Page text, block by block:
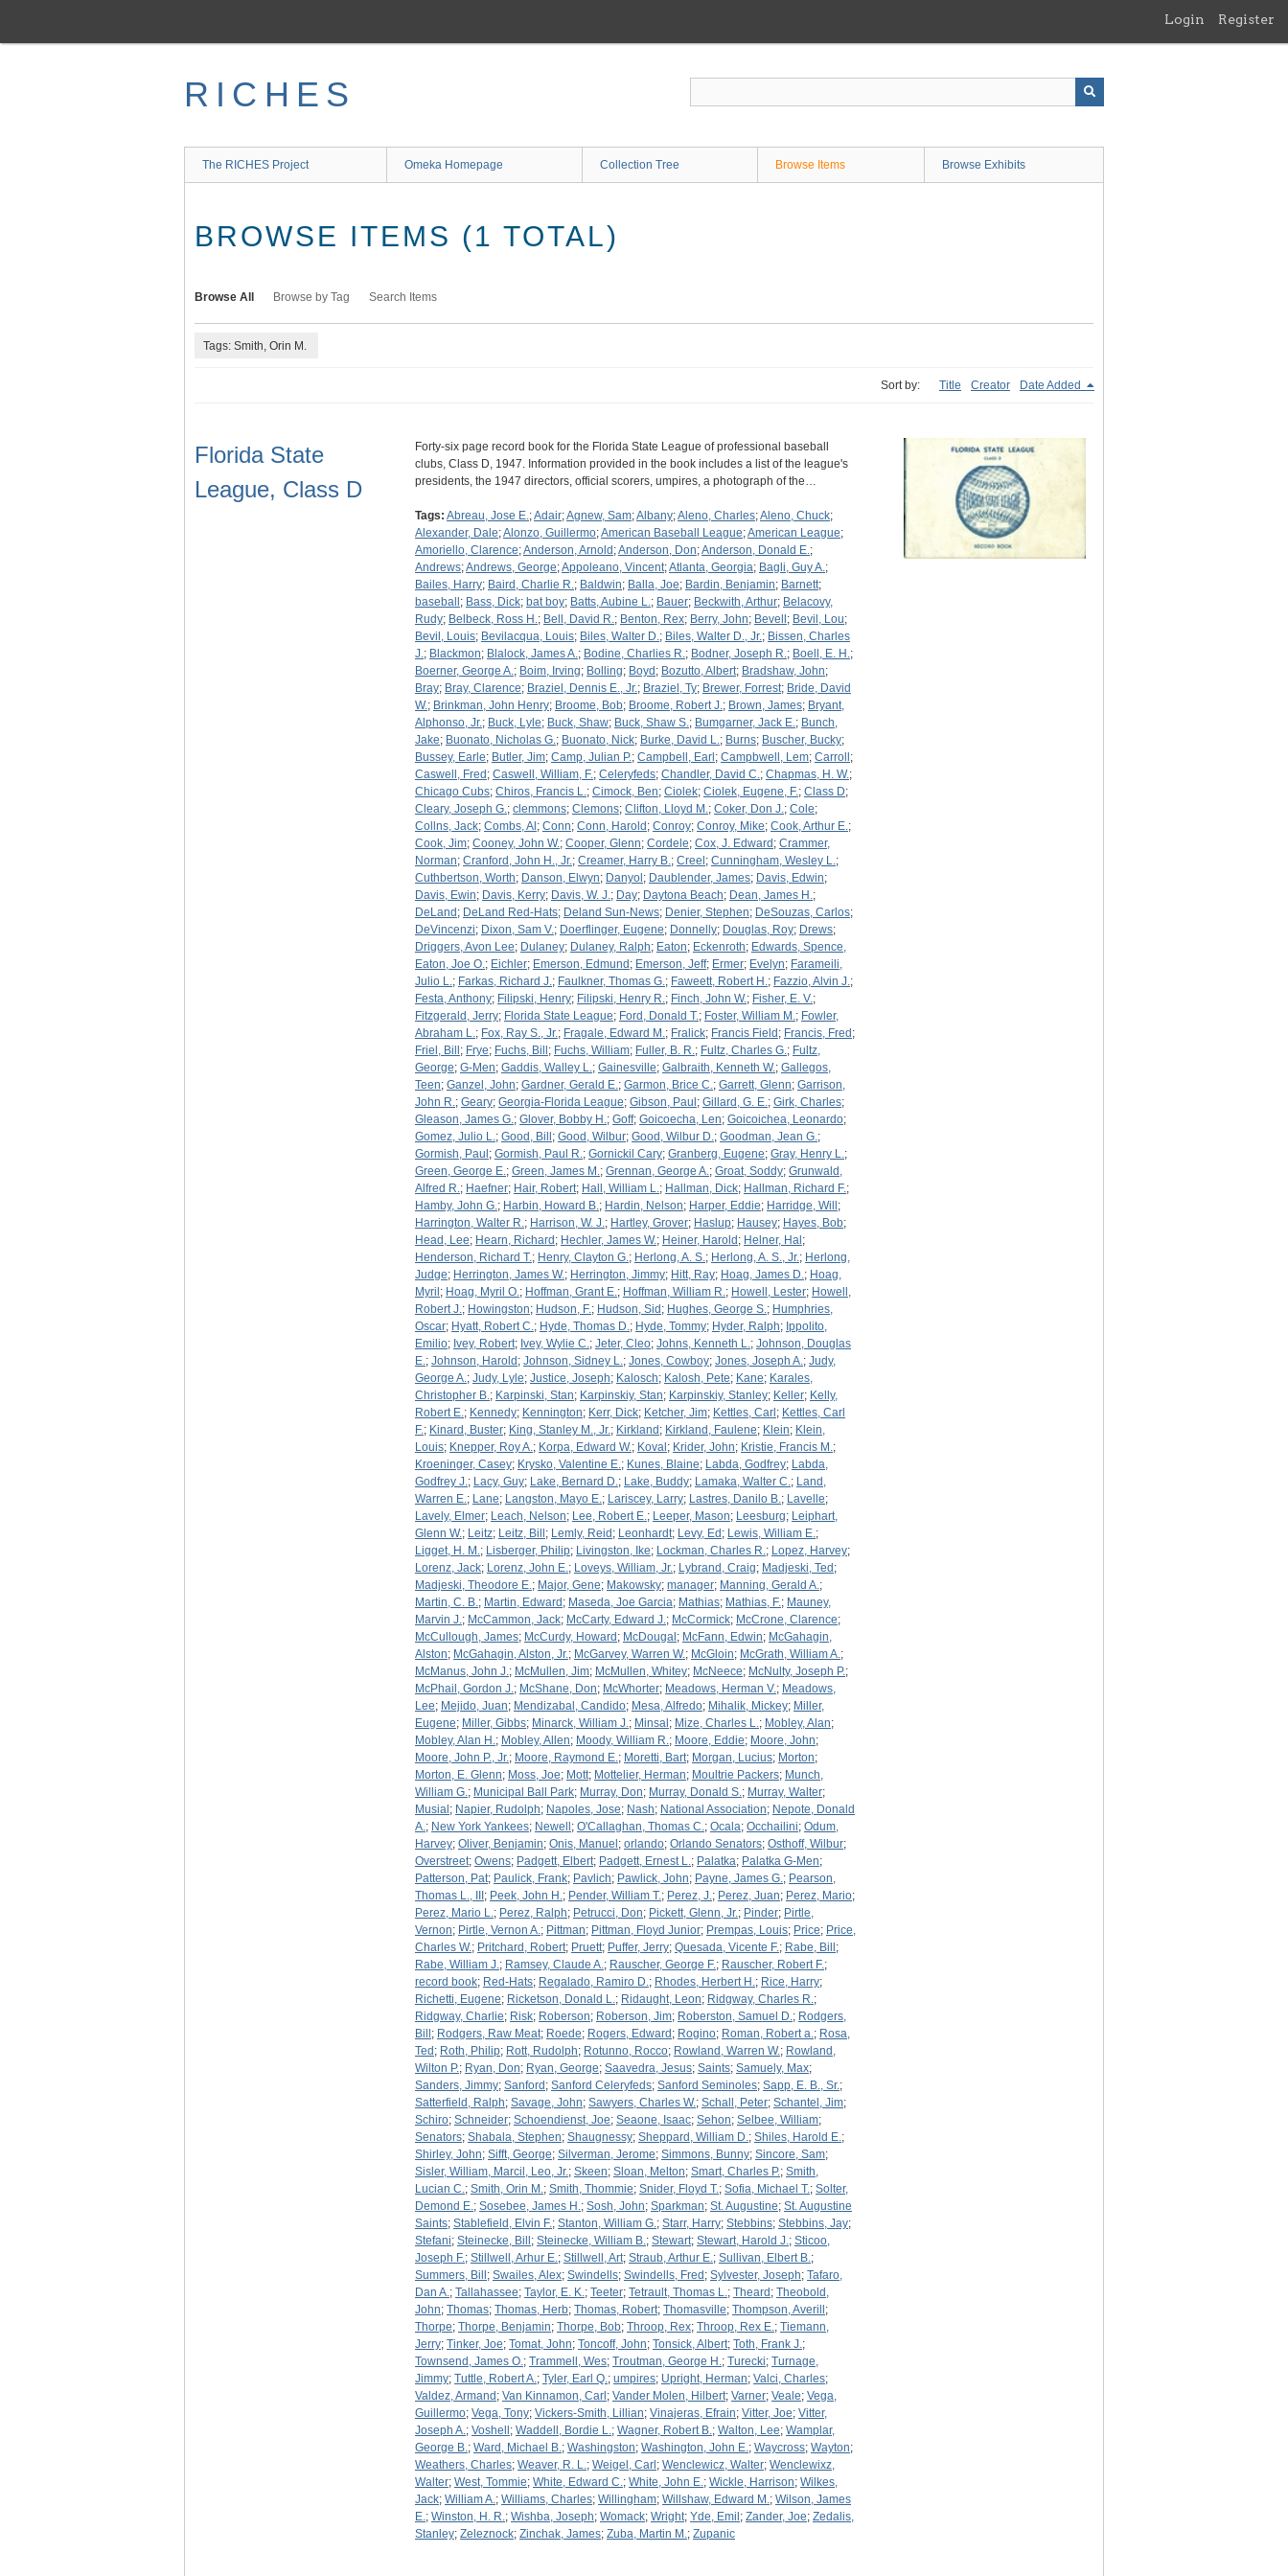
main
Login Register
RICHES
The RICHES Project Omeka Homepage Collection Tree Browse Items Browse Exhibits
BROWSE ITEMS (1 TOTAL)
Browse All Browse by Tag Search Items
Tags: Smith, Orin M.
Sort by: Title Creator Date Added
Florida State
League, Class D
Forty-six page record book for the Florida State League of professional baseball
clubs, Class D, 1947. Information provided in the book includes a list of the league's
presidents, the 1947 directors, official scorers, umpires, a photograph of the…
Tags: Abreau, Jose E.;Adair;Agnew, Sam;Albany;Aleno, Charles;Aleno, Chuck;
Alexander, Dale;Alonzo, Guillermo;American Baseball League;American League;
Amoriello, Clarence;Anderson, Arnold ;Anderson, Don;Anderson, Donald E.;
Andrews;Andrews, George;Appoleano, Vincent;Atlanta, Georgia; Bagli, Guy A.;
Bailes, Harry; Baird, Charlie R.; Baldwin; Balla, Joe; Bardin, Benjamin; Barnett;
baseball ; Bass, Dick; bat boy; Batts, Aubine L.; Bauer; Beckwith, Arthur; Belacovy,
Rudy; Belbeck, Ross H.; Bell, David R.; Benton, Rex; Berry, John; Bevell ; Bevil, Lou;
Bevil, Louis; Bevilacqua, Louis; Biles, Walter D.; Biles, Walter D., Jr.; Bissen, Charles
J.; Blackmon; Blalock, James A.; Bodine, Charlies R.; Bodner, Joseph R.; Boell, E. H.;
Boerner, George A.; Boim, Irving; Bolling; Boyd ; Bozutto, Albert; Bradshaw, John;
Bray; Bray, Clarence; Braziel, Dennis E., Jr.; Braziel, Ty; Brewer, Forrest; Bride, David
W.; Brinkman, John Henry; Broome, Bob; Broome, Robert J.; Brown, James; Bryant,
Alphonso, Jr.; Buck, Lyle; Buck, Shaw; Buck, Shaw S.; Bumgarner, Jack E.; Bunch,
Jake; Buonato, Nicholas G.; Buonato, Nick; Burke, David L.; Burns; Buscher, Bucky;
Bussey, Earle; Butler, Jim; Camp, Julian P.; Campbell, Earl ; Campbwell, Lem; Carroll ;
Caswell, Fred ; Caswell, William, F.; Celeryfeds; Chandler, David C.; Chapmas, H. W.;
Chicago Cubs; Chiros, Francis L.; Cimock, Ben; Ciolek; Ciolek, Eugene, F.; Class D;
Cleary, Joseph G.; clemmons; Clemons; Clifton, Lloyd M.; Coker, Don J.; Cole;
Collns, Jack; Combs, Al ; Conn; Conn, Harold ; Conroy; Conroy, Mike; Cook, Arthur E.;
Cook, Jim; Cooney, John W.; Cooper, Glenn; Cordele; Cox, J. Edward ; Crammer,
Norman; Cranford, John H., Jr.; Creamer, Harry B.; Creel ; Cunningham, Wesley L.;
Cuthbertson, Worth; Danson, Elwyn; Danyol ; Daublender, James; Davis, Edwin;
Davis, Ewin; Davis, Kerry; Davis, W. J.; Day; Daytona Beach; Dean, James H.;
DeLand ; DeLand Red-Hats; Deland Sun-News; Denier, Stephen; DeSouzas, Carlos;
DeVincenzi; Dixon, Sam V.; Doerflinger, Eugene; Donnelly; Douglas, Roy; Drews;
Driggers, Avon Lee; Dulaney; Dulaney, Ralph; Eaton; Eckenroth; Edwards, Spence,
Eaton, Joe O.; Eichler; Emerson, Edmund ; Emerson, Jeff; Ermer; Evelyn; Farameili,
Julio L.; Farkas, Richard J.; Faulkner, Thomas G.; Faweett, Robert H.; Fazzio, Alvin J.;
Festa, Anthony; Filipski, Henry; Filipski, Henry R.; Finch, John W.; Fisher, E. V.;
Fitzgerald, Jerry; Florida State League; Ford, Donald T.; Foster, William M.; Fowler,
Abraham L.; Fox, Ray S., Jr.; Fragale, Edward M.; Fralick; Francis Field ; Francis, Fred ;
Friel, Bill ; Frye; Fuchs, Bill ; Fuchs, William; Fuller, B. R.; Fultz, Charles G.; Fultz,
George; G-Men; Gaddis, Walley L.; Gainesville; Galbraith, Kenneth W.; Gallegos,
Teen; Ganzel, John; Gardner, Gerald E.; Garmon, Brice C.; Garrett, Glenn; Garrison,
John R.; Geary; Georgia-Florida League; Gibson, Paul ; Gillard, G. E.; Girk, Charles;
Gleason, James G.; Glover, Bobby H.; Goff; Goicoecha, Len; Goicoichea, Leonardo;
Gomez, Julio L.; Good, Bill ; Good, Wilbur; Good, Wilbur D.; Goodman, Jean G.;
Gormish, Paul ; Gormish, Paul R.; Gornickil Cary; Granberg, Eugene; Gray, Henry L.;
Green, George E.; Green, James M.; Grennan, George A.; Groat, Soddy; Grunwald,
Alfred R.; Haefner; Hair, Robert; Hall, William L.; Hallman, Dick; Hallman, Richard F.;
Hamby, John G.; Harbin, Howard B.; Hardin, Nelson; Harper, Eddie; Harridge, Will ;
Harrington, Walter R.; Harrison, W. J.; Hartley, Grover; Haslup; Hausey; Hayes, Bob;
Head, Lee; Hearn, Richard ; Hechler, James W.; Heiner, Harold ; Helner, Hal ;
Henderson, Richard T.; Henry, Clayton G.; Herlong, A. S.; Herlong, A. S., Jr.; Herlong,
Judge; Herrington, James W.; Herrington, Jimmy; Hitt, Ray; Hoag, James D.; Hoag,
Myril ; Hoag, Myril O.; Hoffman, Grant E.; Hoffman, William R.; Howell, Lester; Howell,
Robert J.; Howingston; Hudson, F.; Hudson, Sid ; Hughes, George S.; Humphries,
Oscar; Hyatt, Robert C.; Hyde, Thomas D.; Hyde, Tommy; Hyder, Ralph; Ippolito,
Emilio; Ivey, Robert; Ivey, Wylie C.; Jeter, Cleo; Johns, Kenneth L.; Johnson, Douglas
E.; Johnson, Harold ; Johnson, Sidney L.; Jones, Cowboy; Jones, Joseph A.; Judy,
George A.; Judy, Lyle; Justice, Joseph; Kalosch; Kalosh, Pete; Kane; Karales,
Christopher B.; Karpinski, Stan; Karpinskiy, Stan; Karpinskiy, Stanley; Keller; Kelly,
Robert E.; Kennedy; Kennington; Kerr, Dick; Ketcher, Jim; Kettles, Carl ; Kettles, Carl
F.; Kinard, Buster; King, Stanley M., Jr.; Kirkland ; Kirkland, Faulene; Klein; Klein,
Louis; Knepper, Roy A.; Korpa, Edward W.; Koval ; Krider, John; Kristie, Francis M.;
Kroeninger, Casey; Krysko, Valentine E.; Kunes, Blaine; Labda, Godfrey; Labda,
Godfrey J.; Lacy, Guy; Lake, Bernard D.; Lake, Buddy; Lamaka, Walter C.; Land,
Warren E.; Lane; Langston, Mayo E.; Lariscey, Larry; Lastres, Danilo B.; Lavelle;
Lavely, Elmer; Leach, Nelson; Lee, Robert E.; Leeper, Mason; Leesburg; Leiphart,
Glenn W.; Leitz; Leitz, Bill ; Lemly, Reid ; Leonhardt; Levy, Ed ; Lewis, William E.;
Ligget, H. M.; Lisberger, Philip; Livingston, Ike; Lockman, Charles R.; Lopez, Harvey;
Lorenz, Jack; Lorenz, John E.; Loveys, William, Jr.; Lybrand, Craig; Madjeski, Ted ;
Madjeski, Theodore E.; Major, Gene; Makowsky; manager; Manning, Gerald A.;
Martin, C. B.; Martin, Edward ; Maseda, Joe Garcia; Mathias; Mathias, F.; Mauney,
Marvin J.; McCammon, Jack; McCarty, Edward J.; McCormick; McCrone, Clarence;
McCullough, James; McCurdy, Howard ; McDougal ; McFann, Edwin; McGahagin,
Alston; McGahagin, Alston, Jr.; McGarvey, Warren W.; McGloin; McGrath, William A.;
McManus, John J.; McMullen, Jim; McMullen, Whitey; McNeece; McNulty, Joseph P.;
McPhail, Gordon J.; McShane, Don; McWhorter; Meadows, Herman V.; Meadows,
Lee; Mejido, Juan; Mendizabal, Candido; Mesa, Alfredo; Mihalik, Mickey; Miller,
Eugene; Miller, Gibbs; Minarck, William J.; Minsal ; Mize, Charles L.; Mobley, Alan;
Mobley, Alan H.; Mobley, Allen; Moody, William R.; Moore, Eddie; Moore, John;
Moore, John P., Jr.; Moore, Raymond E.; Moretti, Bart; Morgan, Lucius; Morton;
Morton, E. Glenn; Moss, Joe; Mott; Mottelier, Herman; Moultrie Packers; Munch,
William G.; Municipal Ball Park; Murray, Don; Murray, Donald S.; Murray, Walter;
Musial ; Napier, Rudolph; Napoles, Jose; Nash; National Association; Nepote, Donald
A.; New York Yankees; Newell ; O'Callaghan, Thomas C.; Ocala; Occhailini; Odum,
Harvey; Oliver, Benjamin; Onis, Manuel ; orlando; Orlando Senators; Osthoff, Wilbur;
Overstreet; Owens; Padgett, Elbert; Padgett, Ernest L.; Palatka; Palatka G-Men;
Patterson, Pat; Paulick, Frank; Pavlich; Pawlick, John; Payne, James G.; Pearson,
Thomas L., III ; Peek, John H.; Pender, William T.; Perez, J.; Perez, Juan; Perez, Mario;
Perez, Mario L.; Perez, Ralph; Petrucci, Don; Pickett, Glenn, Jr.; Pinder; Pirtle,
Vernon; Pirtle, Vernon A.; Pittman; Pittman, Floyd Junior; Prempas, Louis; Price; Price,
Charles W.; Pritchard, Robert; Pruett; Puffer, Jerry; Quesada, Vicente F.; Rabe, Bill ;
Rabe, William J.; Ramsey, Claude A.; Rauscher, George F.; Rauscher, Robert F.;
record book; Red-Hats; Regalado, Ramiro D.; Rhodes, Herbert H.; Rice, Harry;
Richetti, Eugene; Ricketson, Donald L.; Ridaught, Leon; Ridgway, Charles R.;
Ridgway, Charlie; Risk; Roberson; Roberson, Jim; Roberston, Samuel D.; Rodgers,
Bill ; Rodgers, Raw Meat; Roede; Rogers, Edward ; Rogino; Roman, Robert a.; Rosa,
Ted ; Roth, Philip; Rott, Rudolph; Rotunno, Rocco; Rowland, Warren W.; Rowland,
Wilton P.; Ryan, Don; Ryan, George; Saavedra, Jesus; Saints; Samuely, Max;
Sanders, Jimmy; Sanford ; Sanford Celeryfeds; Sanford Seminoles; Sapp, E. B., Sr.;
Satterfield, Ralph; Savage, John; Sawyers, Charles W.; Schall, Peter; Schantel, Jim;
Schiro; Schneider; Schoendienst, Joe; Seaone, Isaac; Sehon; Selbee, William;
Senators; Shabala, Stephen; Shaugnessy; Sheppard, William D.; Shiles, Harold E.;
Shirley, John; Sifft, George; Silverman, Jerome; Simmons, Bunny; Sincore, Sam;
Sisler, William, Marcil, Leo, Jr.; Skeen; Sloan, Melton; Smart, Charles P.; Smith,
Lucian C.; Smith, Orin M.; Smith, Thommie; Snider, Floyd T.; Sofia, Michael T.; Solter,
Demond E.; Sosebee, James H.; Sosh, John; Sparkman; St. Augustine; St. Augustine
Saints; Stablefield, Elvin F.; Stanton, William G.; Starr, Harry; Stebbins; Stebbins, Jay;
Stefani; Steinecke, Bill ; Steinecke, William B.; Stewart; Stewart, Harold J.; Sticoo,
Joseph F.; Stillwell, Arhur E.; Stillwell, Art; Straub, Arthur E.; Sullivan, Elbert B.;
Summers, Bill ; Swailes, Alex; Swindells; Swindells, Fred ; Sylvester, Joseph; Tafaro,
Dan A.; Tallahassee; Taylor, E. K.; Teeter; Tetrault, Thomas L.; Theard ; Theobold,
John; Thomas; Thomas, Herb; Thomas, Robert; Thomasville; Thompson, Averill ;
Thorpe; Thorpe, Benjamin; Thorpe, Bob; Throop, Rex; Throop, Rex E.; Tiemann,
Jerry; Tinker, Joe; Tomat, John; Toncoff, John; Tonsick, Albert; Toth, Frank J.;
Townsend, James O.; Trammell, Wes; Troutman, George H.; Turecki; Turnage,
Jimmy; Tuttle, Robert A.; Tyler, Earl Q.; umpires; Upright, Herman; Valci, Charles;
Valdez, Armand ; Van Kinnamon, Carl ; Vander Molen, Hilbert; Varner; Veale; Vega,
Guillermo; Vega, Tony; Vickers-Smith, Lillian; Vinajeras, Efrain; Vitter, Joe; Vitter,
Joseph A.; Voshell ; Waddell, Bordie L.; Wagner, Robert B.; Walton, Lee; Wamplar,
George B.; Ward, Michael B.; Washingston; Washington, John E.; Waycross; Wayton;
Weathers, Charles; Weaver, R. L.; Weigel, Carl ; Wenclewicz, Walter; Wenclewixz,
Walter; West, Tommie; White, Edward C.; White, John E.; Wickle, Harrison; Wilkes,
Jack; William A.; Williams, Charles; Willingham; Willshaw, Edward M.; Wilson, James
E.; Winston, H. R.; Wishba, Joseph; Womack; Wright; Yde, Emil ; Zander, Joe; Zedalis,
Stanley; Zeleznock; Zinchak, James; Zuba, Martin M.; Zupanic